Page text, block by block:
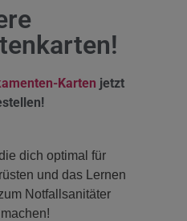
Karten jetzt
dich optimal für
und das Lernen
Notfallsanitäter